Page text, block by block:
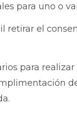
para uno o
retirar el
para